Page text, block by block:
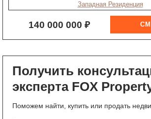
Западная Резиденция
140 000 000 ₽
Получить
эксперта FOX
Поможем найти, купить или продать